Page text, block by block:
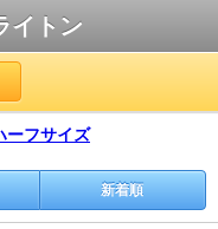
イトン
ーフサイズ
新着順